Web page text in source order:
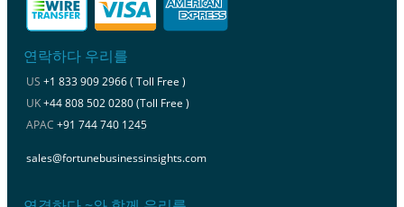
연락하다 우리를
US +1 833 909 2966 ( Toll Free )
UK+44 808 502 0280 (Toll Free )
APAC +91 744 740 1245
sales@fortunebusinessinsights.com